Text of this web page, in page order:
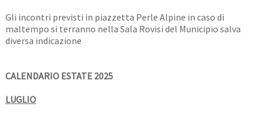
Gli incontri previsti in piazzetta Perle Alpine in caso di
maltempo si terranno nella Sala Rovisi del Municipio salva
diversa indicazione
CALENDARIO ESTATE 2025
LUGLIO